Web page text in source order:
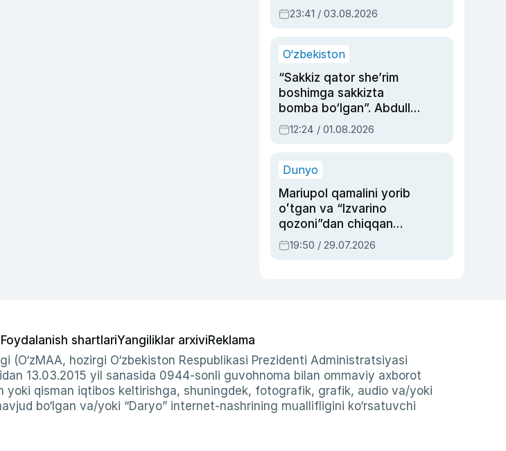
ayolga sud hukmi o‘qildi
23:41 / 03.08.2026
O‘zbekiston
“Sakkiz qator she’rim
boshimga sakkizta
bomba bo‘lgan”. Abdulla
Oripovni siyosiy
ayblovlardan asrab
12:24 / 01.08.2026
Dunyo
Mariupol qamalini yorib
oʻtgan va “Izvarino
qozoni”dan chiqqan
qahramon — Ukraina
armiyasi bosh
19:50 / 29.07.2026
Foydalanish shartlariYangiliklar arxiviReklama
hozirgi O‘zbekiston Respublikasi Prezidenti Administratsiyasi
13.03.2015 yil sanasida 0944-sonli guvohnoma bilan ommaviy axborot
yoki qisman iqtibos keltirishga, shuningdek, fotografik, grafik, audio va/yoki
bo‘lgan va/yoki “Daryo” internet-nashrining muallifligini ko‘rsatuvchi